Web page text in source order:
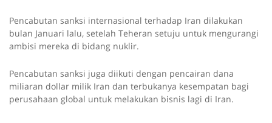
Pencabutan sanksi internasional terhadap Iran dilakukan
bulan Januari lalu, setelah Teheran setuju untuk mengurangi
ambisi mereka di bidang nuklir.
Pencabutan sanksi juga diikuti dengan pencairan dana
miliaran dollar milik Iran dan terbukanya kesempatan bagi
perusahaan global untuk melakukan bisnis lagi di Iran.